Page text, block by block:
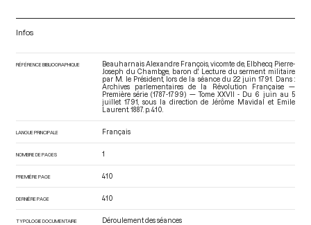
Infos
RÉFÉRENCE BIBLIOGRAPHIQUE
Beauharnais Alexandre François, vicomte de, Elbhecq Pierre-
Joseph du Chambge, baron d'. Lecture du serment militaire
par M. le Président, lors de la séance du 22 juin 1791. Dans :
Archives parlementaires de la Révolution Française —
Première série (1787-1799) — Tome XXVII - Du 6 juin au 5
juillet 1791
, sous la direction de Jérôme Mavidal et Emile
Laurent. 1887. p. 410.
LANGUE PRINCIPALE Français
NOMBRE DE PAGES 1
PREMIÈRE PAGE 410
DERNIÈRE PAGE 410
TYPOLOGIE DOCUMENTAIRE Déroulement des séances